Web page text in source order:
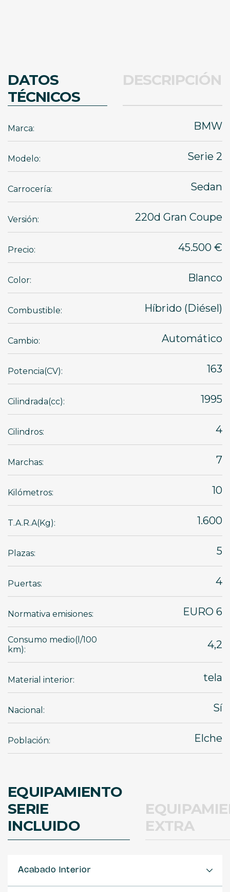
DATOS
TÉCNICOS
DESCRIPCIÓN
Marca: BMW
Modelo: Serie 2
Carrocería: Sedan
Versión: 220d Gran Coupe
Precio: 45.500 €
Color: Blanco
Combustible: Híbrido (Diésel)
Cambio: Automático
Potencia(CV): 163
Cilindrada(cc): 1995
Cilindros: 4
Marchas: 7
Kilómetros: 10
T.A.R.A(Kg): 1.600
Plazas: 5
Puertas: 4
Normativa emisiones: EURO 6
Consumo medio(l/100
km):
4,2
Material interior: tela
Nacional: Sí
Población: Elche
EQUIPAMIENTO
SERIE
INCLUIDO
EXTRA
Acabado Interior